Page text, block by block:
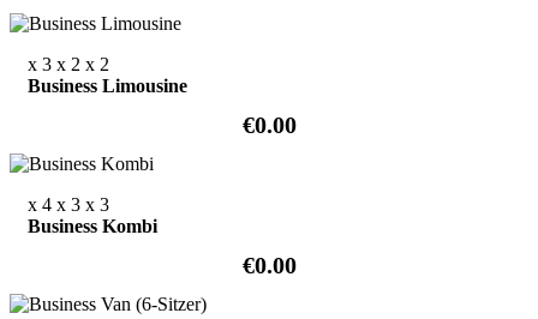
x 3 x 2 x 2
Business Limousine
€0.00
x 4 x 3 x 3
Business Kombi
€0.00